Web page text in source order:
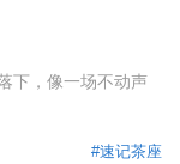
下，像一场不动声
#速记茶座